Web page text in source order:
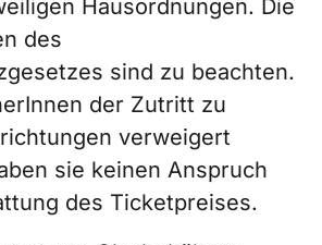
Hausordnungen. Die
des
sind zu beachten.
der Zutritt zu
verweigert
sie keinen Anspruch
des Ticketpreises.